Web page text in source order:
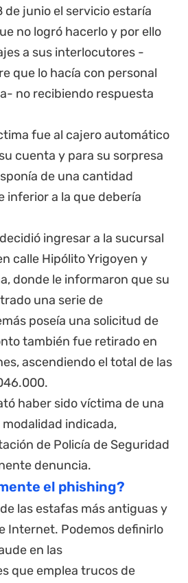
de junio el servicio estaría
no logró hacerlo y por ello
a sus interlocutores -
que lo hacía con personal
no recibiendo respuesta
fue al cajero automático
cuenta y para su sorpresa
de una cantidad
inferior a la que debería
ingresar a la sucursal
calle Hipólito Yrigoyen y
donde le informaron que su
una serie de
poseía una solicitud de
también fue retirado en
ascendiendo el total de las
haber sido víctima de una
indicada,
de Policía de Seguridad
denuncia.
el phishing?
las estafas más antiguas y
Internet. Podemos definirlo
en las
que emplea trucos de